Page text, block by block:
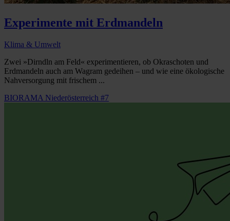
Experimente mit Erdmandeln
Klima & Umwelt
Zwei »Dirndln am Feld« experimentieren, ob Okraschoten und
Erdmandeln auch am Wagram gedeihen – und wie eine ökologische
Nahversorgung mit frischem ...
BIORAMA Niederösterreich #7